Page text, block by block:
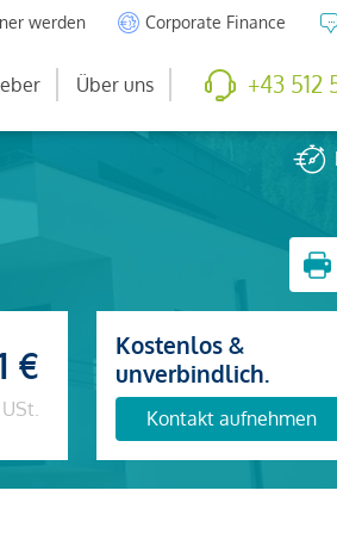
werden Corporate Finance
Über uns +43 512
€
Kostenlos &
unverbindlich.
Kontakt aufnehmen